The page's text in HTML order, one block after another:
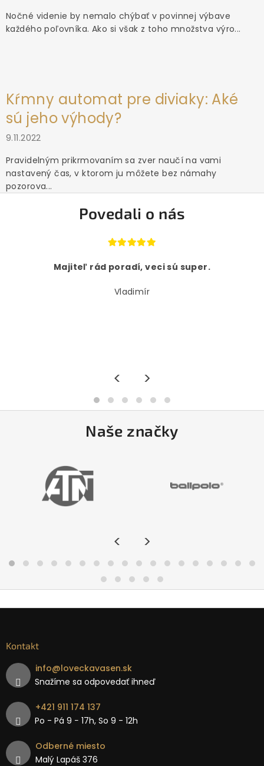
Nočné videnie by nemalo chýbať v povinnej výbave
každého poľovníka. Ako si však z toho množstva výro...
Kŕmny automat pre diviaky: Aké
sú jeho výhody?
9.11.2022
Pravidelným prikrmovaním sa zver naučí na vami
nastavený čas, v ktorom ju môžete bez námahy
pozorova...
Povedali o nás
Majiteľ rád poradí, veci sú super.
Vladimír
< >
Naše značky
< >
Kontakt
info@loveckavasen.sk
Snažíme sa odpovedať ihneď
+421 911 174 137
Po - Pá 9 − 17h, So 9 - 12h
Odberné miesto
Malý Lapáš 376